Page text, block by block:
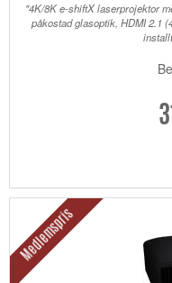
"4K/8K e-shiftX laserprojektor
påkostad glasoptik, HDMI 2.1
Medlemspris